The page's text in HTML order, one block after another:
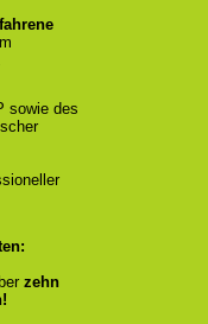
sowie des
zehn